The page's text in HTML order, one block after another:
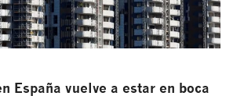
España vuelve a estar en boca